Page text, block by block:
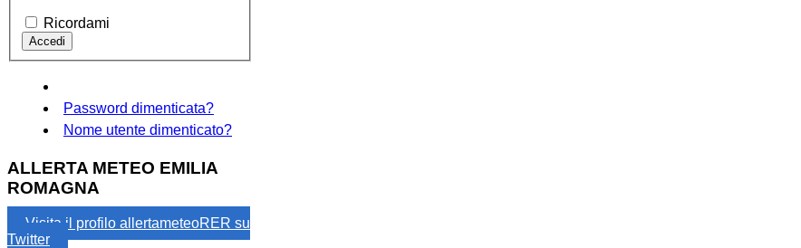
Ricordami
Password dimenticata?
Nome utente dimenticato?
ALLERTA METEO EMILIA
ROMAGNA
Visita il profilo allertameteoRER su
Twitter